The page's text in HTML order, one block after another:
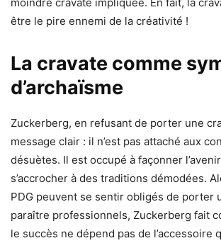
être le pire ennemi de la créativité !
La cravate comme
d’archaïsme
Zuckerberg, en refusant de porter une
message clair : il n’est pas attaché aux
désuètes. Il est occupé à façonner
s’accrocher à des traditions démodées.
PDG peuvent se sentir obligés de porter
paraître professionnels, Zuckerberg fait
le succès ne dépend pas de l’accessoire